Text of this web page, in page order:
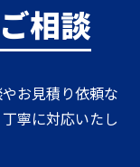
相談
お見積り依頼な
寧に対応いたし